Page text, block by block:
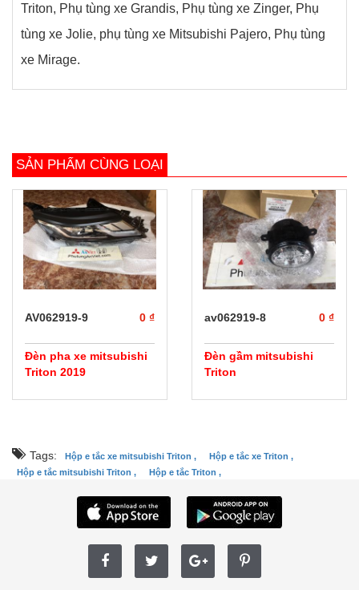
Triton, Phụ tùng xe Grandis, Phụ tùng xe Zinger, Phụ
tùng xe Jolie, phụ tùng xe Mitsubishi Pajero, Phụ tùng
xe Mirage.
SẢN PHẨM CÙNG LOẠI
AV062919-9 0 ₫
Đèn pha xe mitsubishi
Triton 2019
av062919-8 0 ₫
Đèn gầm mitsubishi
Triton
prev
Tags: Hộp e tắc xe mitsubishi Triton ,
Hộp e tắc xe Triton ,
Hộp e tắc mitsubishi Triton ,
Hộp e tắc Triton ,